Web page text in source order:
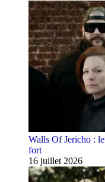
Walls Of Jericho :
fort
16 juillet 2026